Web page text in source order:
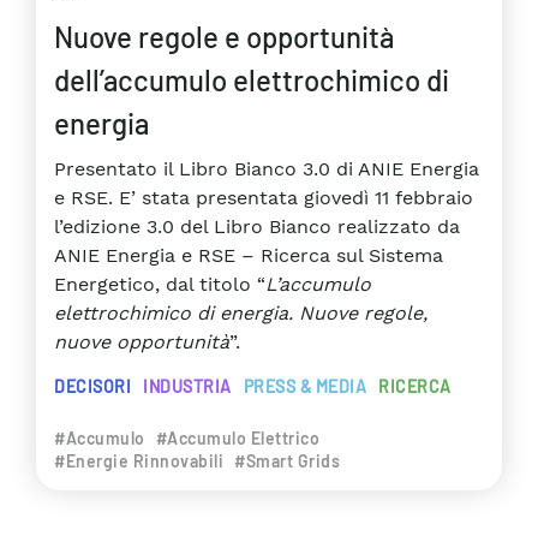
Nuove regole e opportunità
dell’accumulo elettrochimico di
energia
Presentato il Libro Bianco 3.0 di ANIE Energia
e RSE. E’ stata presentata giovedì 11 febbraio
l’edizione 3.0 del Libro Bianco realizzato da
ANIE Energia e RSE – Ricerca sul Sistema
Energetico, dal titolo “L’accumulo
elettrochimico di energia. Nuove regole,
nuove opportunità”.
DECISORI INDUSTRIA PRESS & MEDIA RICERCA
#Accumulo
#Accumulo Elettrico
#Energie Rinnovabili
#Smart Grids